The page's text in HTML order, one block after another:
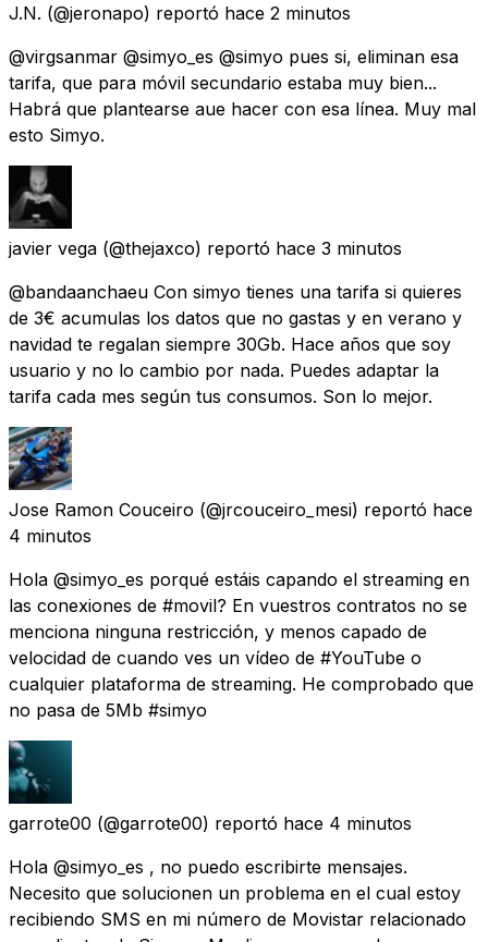
J.N. (@jeronapo) reportó hace 2 minutos
@virgsanmar @simyo_es @simyo pues si, eliminan esa
tarifa, que para móvil secundario estaba muy bien...
Habrá que plantearse aue hacer con esa línea. Muy mal
esto Simyo.
javier vega (@thejaxco) reportó hace 3 minutos
@bandaanchaeu Con simyo tienes una tarifa si quieres
de 3€ acumulas los datos que no gastas y en verano y
navidad te regalan siempre 30Gb. Hace años que soy
usuario y no lo cambio por nada. Puedes adaptar la
tarifa cada mes según tus consumos. Son lo mejor.
Jose Ramon Couceiro (@jrcouceiro_mesi) reportó hace
4 minutos
Hola @simyo_es porqué estáis capando el streaming en
las conexiones de #movil? En vuestros contratos no se
menciona ninguna restricción, y menos capado de
velocidad de cuando ves un vídeo de #YouTube o
cualquier plataforma de streaming. He comprobado que
no pasa de 5Mb #simyo
garrote00 (@garrote00) reportó hace 4 minutos
Hola @simyo_es , no puedo escribirte mensajes.
Necesito que solucionen un problema en el cual estoy
recibiendo SMS en mi número de Movistar relacionado